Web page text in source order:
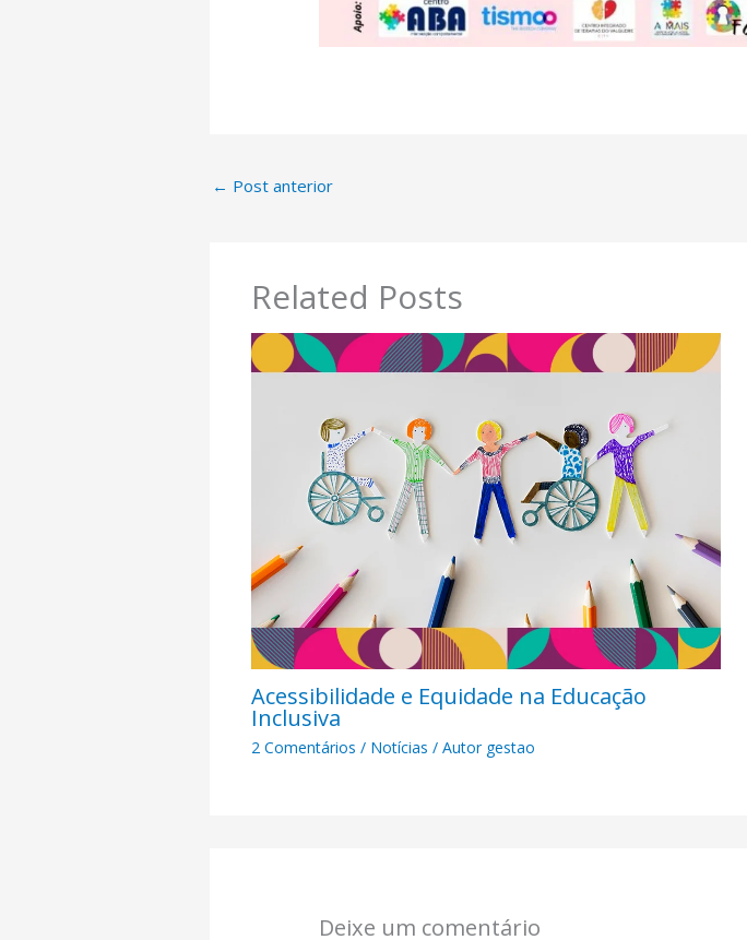
← Post anterior
Related Posts
Acessibilidade e Equidade na Educação
Inclusiva​
2 Comentários / Notícias / Autor gestao
Deixe um comentário